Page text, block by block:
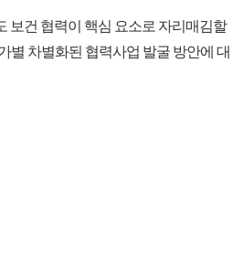
보건 협력이 핵심 요소로 자리매김할
별 차별화된 협력사업 발굴 방안에 대